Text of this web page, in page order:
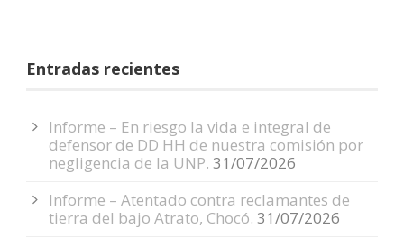
Entradas recientes
Informe – En riesgo la vida e integral de
defensor de DD HH de nuestra comisión por
negligencia de la UNP. 31/07/2026
Informe – Atentado contra reclamantes de
tierra del bajo Atrato, Chocó. 31/07/2026